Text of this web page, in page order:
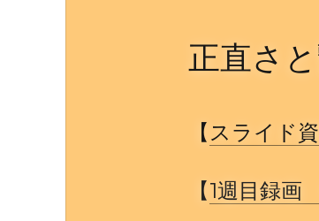
正直さ
【スライド
【1週目録画